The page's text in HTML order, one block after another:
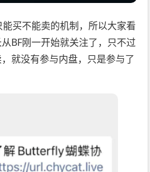
买不能卖的机制，所以大家看
BF刚一开始就关注了，只不过
就没有参与内盘，只是参与了